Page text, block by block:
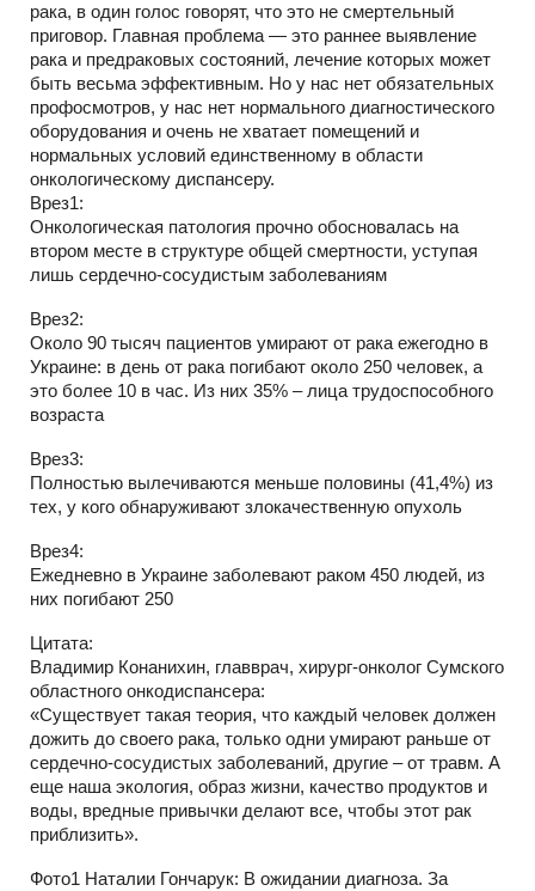
рака, в один голос говорят, что это не смертельный
приговор. Главная проблема — это раннее выявление
рака и предраковых состояний, лечение которых может
быть весьма эффективным. Но у нас нет обязательных
профосмотров, у нас нет нормального диагностического
оборудования и очень не хватает помещений и
нормальных условий единственному в области
онкологическому диспансеру.
Врез1:
Онкологическая патология прочно обосновалась на
втором месте в структуре общей смертности, уступая
лишь сердечно-сосудистым заболеваниям
Врез2:
Около 90 тысяч пациентов умирают от рака ежегодно в
Украине: в день от рака погибают около 250 человек, а
это более 10 в час. Из них 35% – лица трудоспособного
возраста
Врез3:
Полностью вылечиваются меньше половины (41,4%) из
тех, у кого обнаруживают злокачественную опухоль
Врез4:
Ежедневно в Украине заболевают раком 450 людей, из
них погибают 250
Цитата:
Владимир Конанихин, главврач, хирург-онколог Сумского
областного онкодиспансера:
«Существует такая теория, что каждый человек должен
дожить до своего рака, только одни умирают раньше от
сердечно-сосудистых заболеваний, другие – от травм. А
еще наша экология, образ жизни, качество продуктов и
воды, вредные привычки делают все, чтобы этот рак
приблизить».
Фото1 Наталии Гончарук: В ожидании диагноза. За